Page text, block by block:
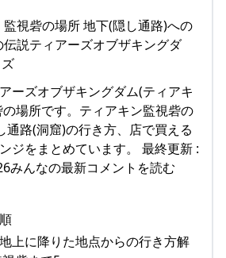
ティアキン 攻略
ーズオブザキングダム(ティアキ
場所です。ティアキン監視砦の
通路(洞窟)の行き方、店で買える
ジをまとめています。 最終更新 :
みんなの最新コメントを読む
上に降りた地点からの行き方解